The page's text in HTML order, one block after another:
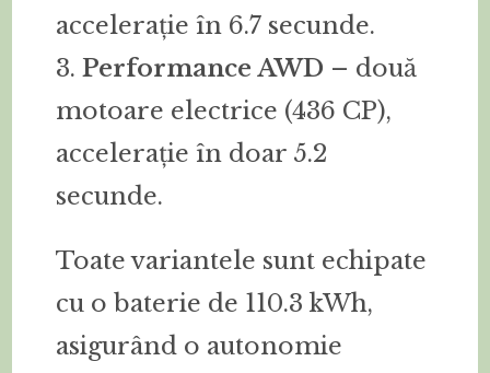
accelerație în 6.7 secunde.
3.Performance AWD – două
motoare electrice (436 CP),
accelerație în doar 5.2
secunde.
Toate variantele sunt echipate
cu o baterie de 110.3 kWh,
asigurând o autonomie